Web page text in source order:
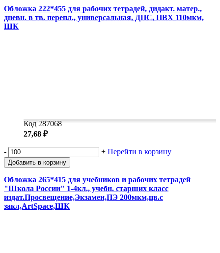
Обложка 222*455 для рабочих тетрадей, дидакт. матер.,
дневн. в тв. перепл., универсальная, ДПС, ПВХ 110мкм,
ШК
Код 287068
27,68 ₽
- + Перейти в корзину
Добавить в корзину
Обложка 265*415 для учебников и рабочих тетрадей
"Школа России" 1-4кл., учебн. старших класс
издат.Просвещение,Экзамен,ПЭ 200мкм,цв.с
закл,ArtSpace,ШК